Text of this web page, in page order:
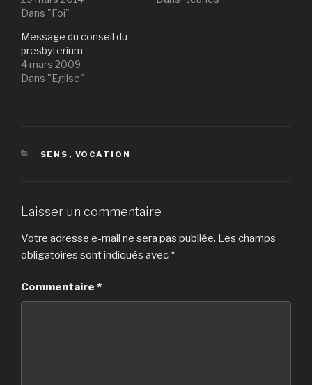
Dans "Foi"
Message du conseil du
presbyterium
4 mars 2009
Dans "Eglise"
CATÉGORIES
SENS , VOCATION
Laisser un commentaire
Votre adresse e-mail ne sera pas publiée. Les champs
obligatoires sont indiqués avec *
Commentaire *